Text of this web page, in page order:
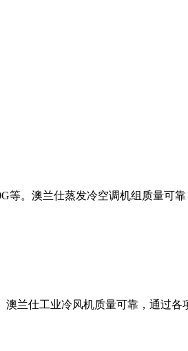
等。澳兰仕蒸发冷空调机组质量可
兰仕工业冷风机质量可靠，通过